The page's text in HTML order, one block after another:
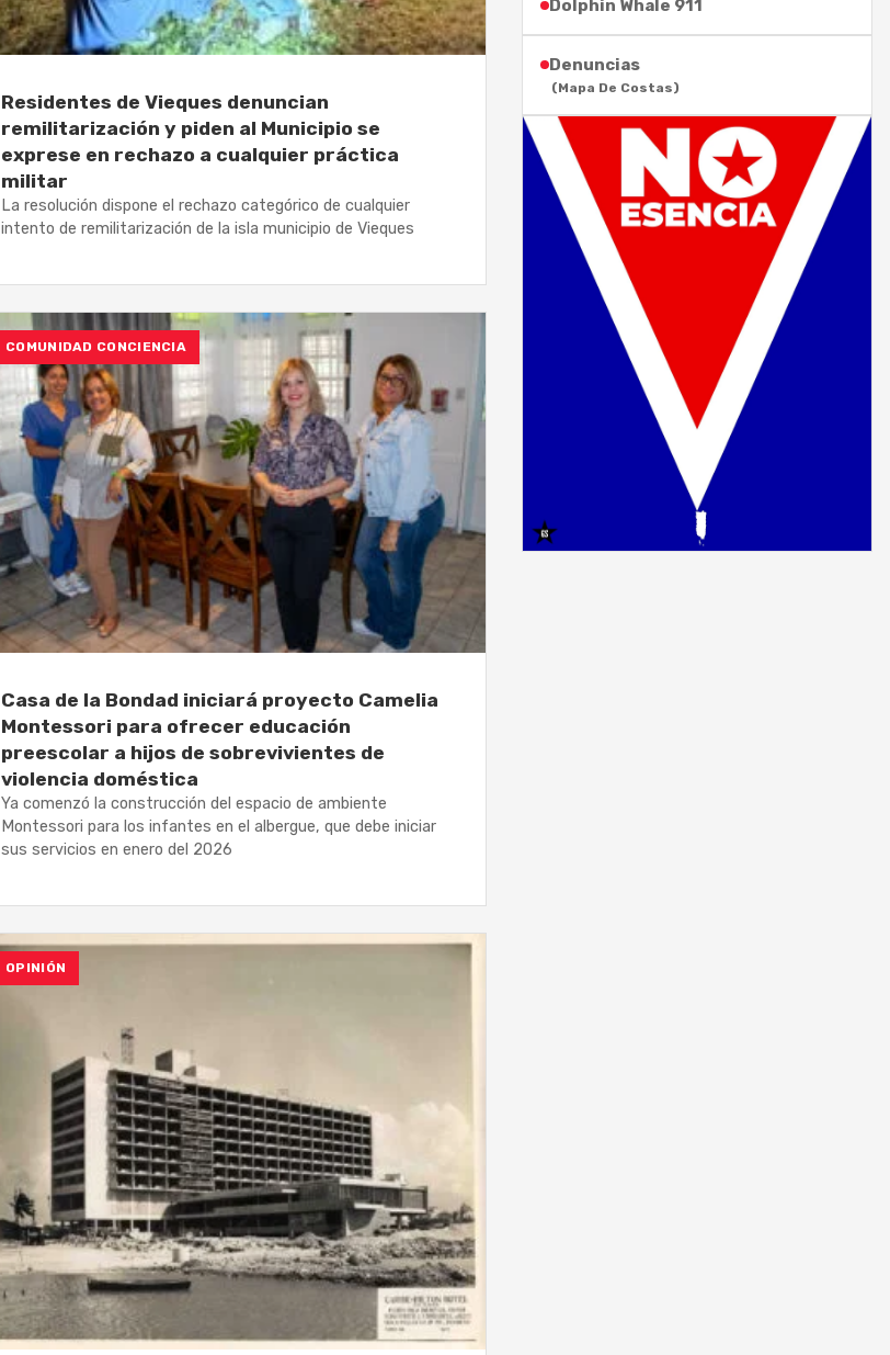
Residentes de Vieques denuncian
remilitarización y piden al Municipio se
exprese en rechazo a cualquier práctica
militar
La resolución dispone el rechazo categórico de cualquier
intento de remilitarización de la isla municipio de Vieques
COMUNIDAD CONCIENCIA
Casa de la Bondad iniciará proyecto Camelia
Montessori para ofrecer educación
preescolar a hijos de sobrevivientes de
violencia doméstica
Ya comenzó la construcción del espacio de ambiente
Montessori para los infantes en el albergue, que debe iniciar
sus servicios en enero del 2026
OPINIÓN
Dolphin Whale 911
Denuncias
(Mapa De Costas)